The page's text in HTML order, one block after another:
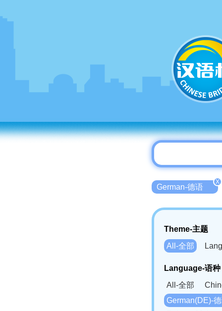
German-德语
X
Theme-主题
All-全部
Language-语种
All-全部
German(DE)-